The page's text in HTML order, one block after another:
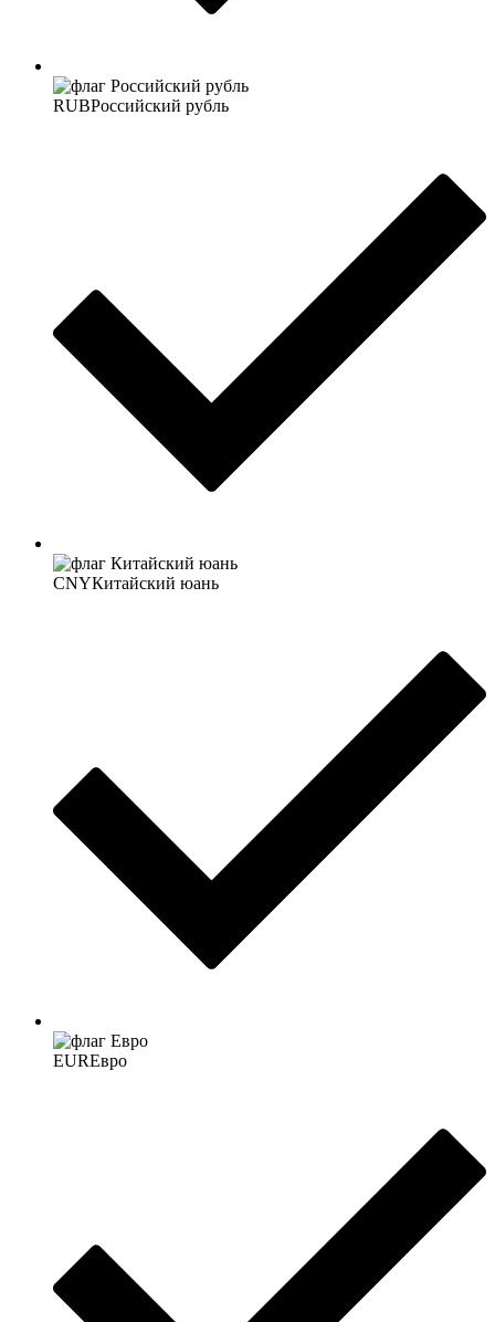
RUBРоссийский рубль
CNYКитайский юань
EURЕвро